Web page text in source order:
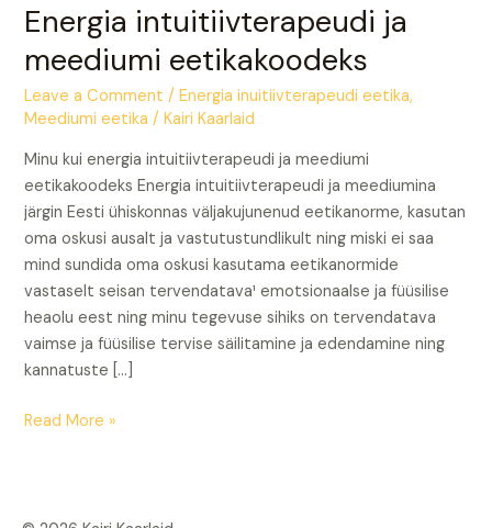
Energia intuitiivterapeudi ja
meediumi eetikakoodeks
Leave a Comment /Energia inuitiivterapeudi eetika,
Meediumi eetika /Kairi Kaarlaid
Minu kui energia intuitiivterapeudi ja meediumi
eetikakoodeks Energia intuitiivterapeudi ja meediumina
järgin Eesti ühiskonnas väljakujunenud eetikanorme, kasutan
oma oskusi ausalt ja vastutustundlikult ning miski ei saa
mind sundida oma oskusi kasutama eetikanormide
vastaselt seisan tervendatava¹ emotsionaalse ja füüsilise
heaolu eest ning minu tegevuse sihiks on tervendatava
vaimse ja füüsilise tervise säilitamine ja edendamine ning
kannatuste […]
Energia
intuitiivterapeudi
ja
meediumi
eetikakoodeks
Read More »